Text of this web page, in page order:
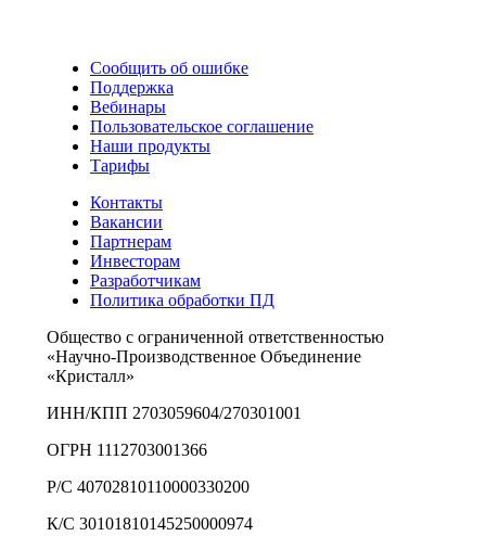
Сообщить об ошибке
Поддержка
Вебинары
Пользовательское соглашение
Наши продукты
Тарифы
Контакты
Вакансии
Партнерам
Инвесторам
Разработчикам
Политика обработки ПД
Общество с ограниченной ответственностью
«Научно-Производственное Объединение
«Кристалл»
ИНН/КПП 2703059604/270301001
ОГРН 1112703001366
Р/С 40702810110000330200
К/С 30101810145250000974